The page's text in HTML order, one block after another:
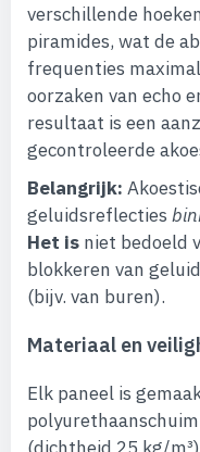
verschillende
piramides, wat de
frequenties
oorzaken van echo
resultaat is een
gecontroleerde
Belangrijk:
geluidsreflecties
Het is niet bedoeld
blokkeren van
(bijv. van buren).
Materiaal en
Elk paneel is